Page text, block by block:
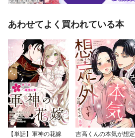
あわせてよく買われている本
【単話】軍神の花嫁
吉高くんの本気が想定